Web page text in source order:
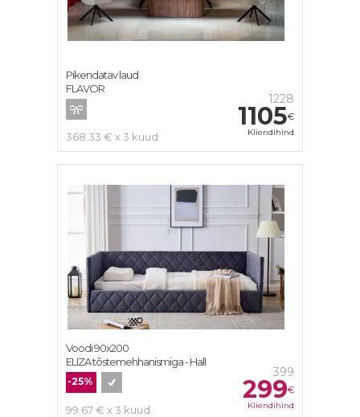
1228
1105€
Kliendihind
368.33 € x 3 kuud
Pikendatav laud
FLAVOR
399
299€
Kliendihind
-25%
99.67 € x 3 kuud
Voodi 90x200
ELIZA tõstemehhanismiga - Hall